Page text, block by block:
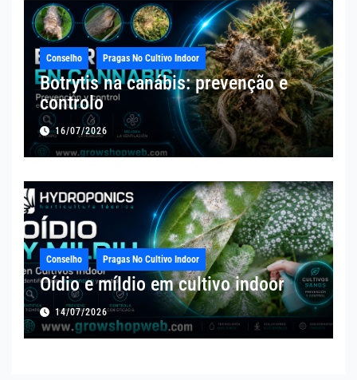
Conselho Pragas No Cultivo Indoor
Botrytis na canábis: prevenção e
controlo
16/07/2026
Conselho Pragas No Cultivo Indoor
Oídio e míldio em cultivo indoor
14/07/2026